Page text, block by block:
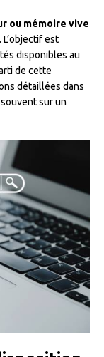
ou mémoire vive
est
disponibles au
de cette
détaillées dans
sur un